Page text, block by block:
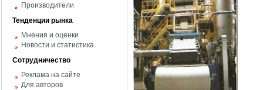
Производители
Тенденции рынка
Мнения и оценки
Новости и статистика
Сотрудничество
Реклама на сайте
Для авторов